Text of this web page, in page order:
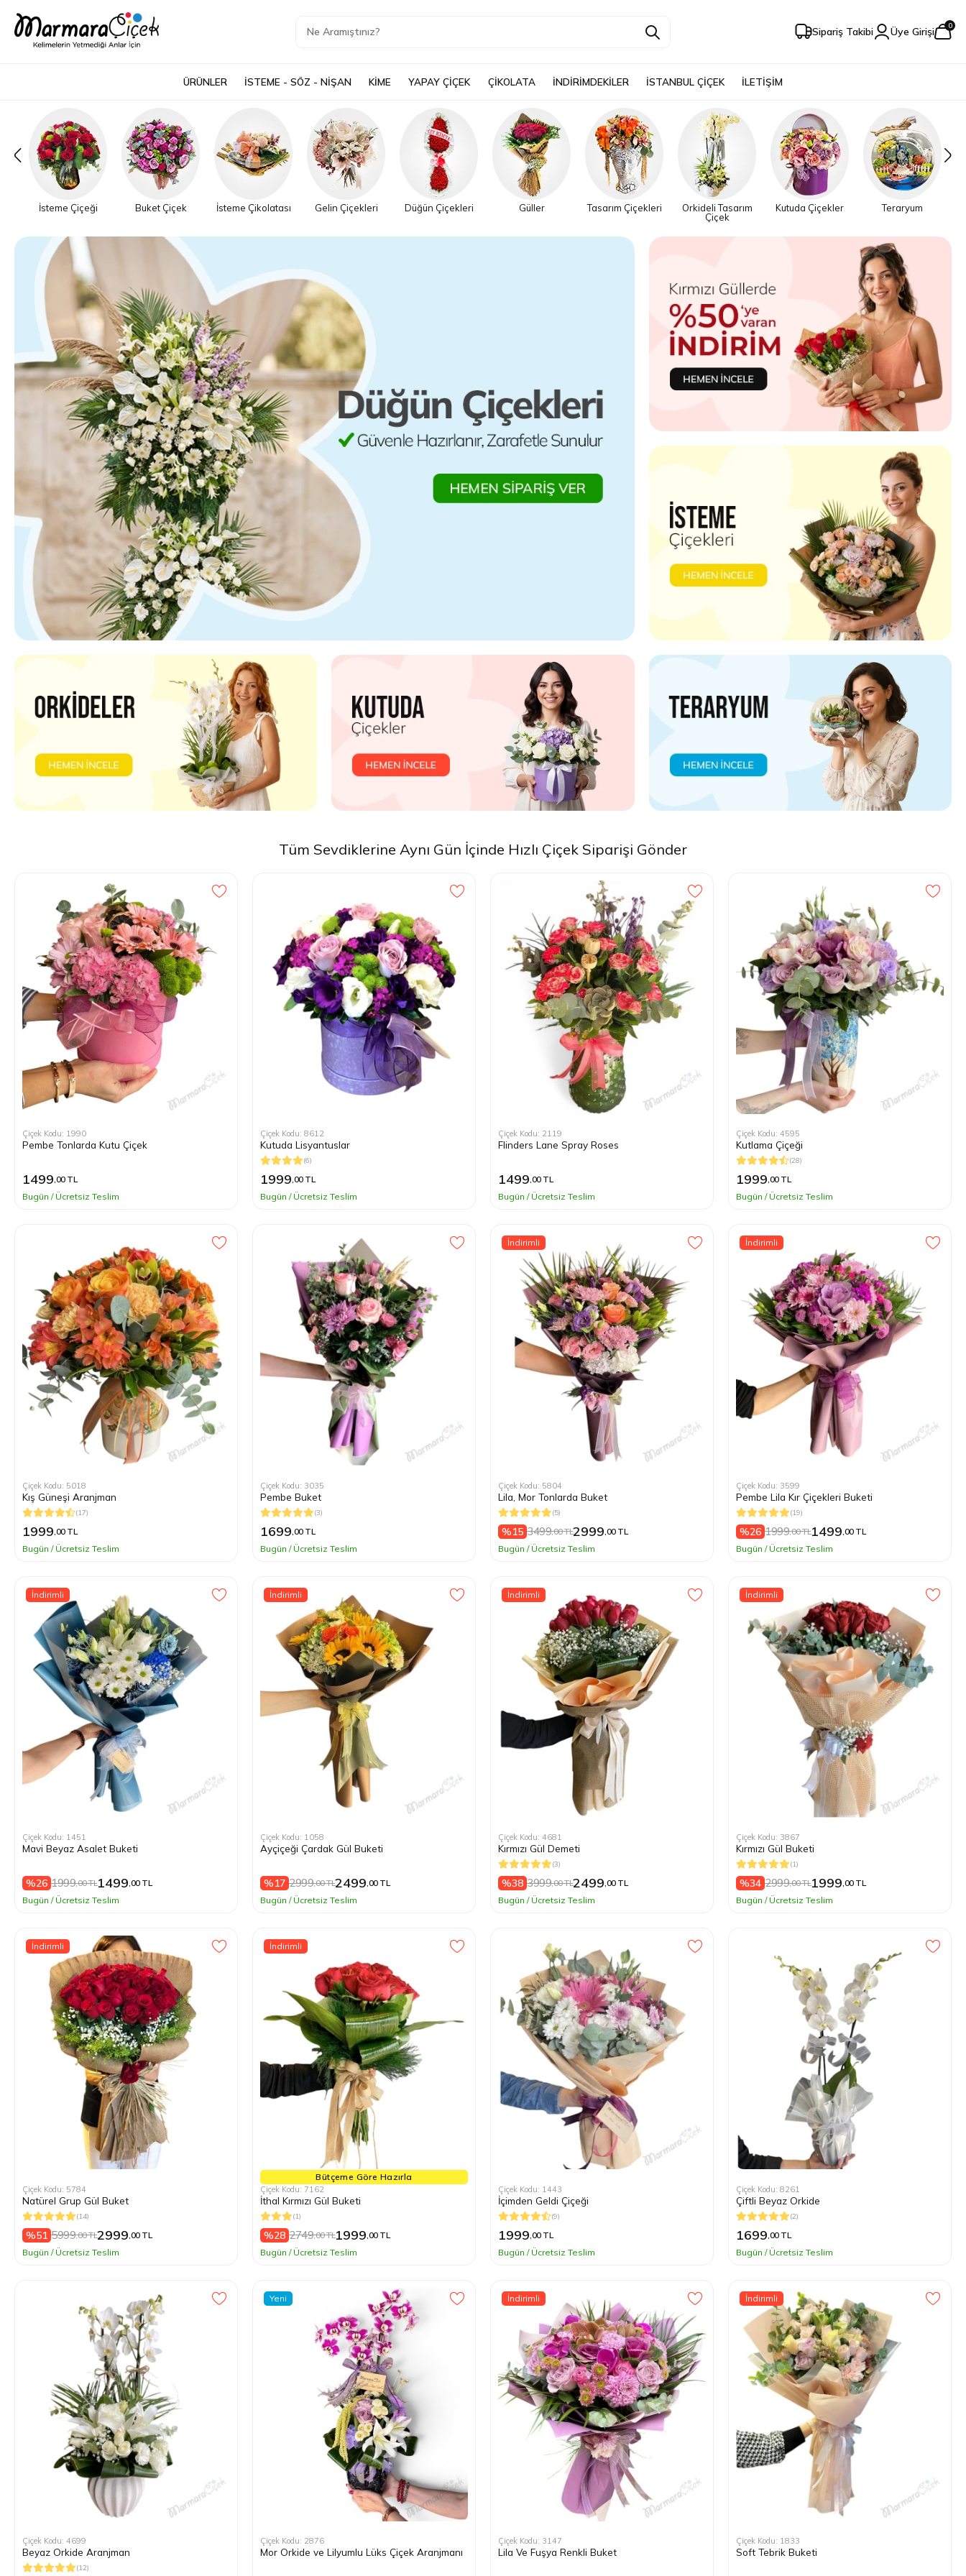
Sipariş Takibi Üye Girişi 0
ÜRÜNLER İSTEME - SÖZ - NİŞAN KİME YAPAY ÇİÇEK ÇİKOLATA İNDİRİMDEKİLER İSTANBUL ÇİÇEK İLETİŞİM
İsteme Çiçeği Buket Çiçek İsteme Çikolatası Gelin Çiçekleri Düğün Çiçekleri Güller Tasarım Çiçekleri
Orkideli Tasarım
Çiçek
Kutuda Çiçekler Teraryum
Tüm Sevdiklerine Aynı Gün İçinde Hızlı Çiçek Siparişi Gönder
Çiçek Kodu: 1990
Pembe Tonlarda Kutu Çiçek
1499,00 TL
Bugün / Ücretsiz Teslim
Çiçek Kodu: 8612
Kutuda Lisyantuslar
(6)
1999,00 TL
Bugün / Ücretsiz Teslim
Çiçek Kodu: 2119
Flinders Lane Spray Roses
1499,00 TL
Bugün / Ücretsiz Teslim
Çiçek Kodu: 4595
Kutlama Çiçeği
(28)
1999,00 TL
Bugün / Ücretsiz Teslim
Çiçek Kodu: 5018
Kış Güneşi Aranjman
(17)
1999 ,00 TL
Bugün / Ücretsiz Teslim
Çiçek Kodu: 3035
Pembe Buket
(3)
1699 ,00 TL
Bugün / Ücretsiz Teslim
İndirimli
Çiçek Kodu: 5804
Lila, Mor Tonlarda Buket
(5)
%15 3499,00 TL2999 ,00 TL
Bugün / Ücretsiz Teslim
İndirimli
Çiçek Kodu: 3599
Pembe Lila Kır Çiçekleri Buketi
(19)
%26 1999,00 TL1499 ,00 TL
Bugün / Ücretsiz Teslim
İndirimli
Çiçek Kodu: 1451
Mavi Beyaz Asalet Buketi
%26 1999,00 TL1499,00 TL
Bugün / Ücretsiz Teslim
İndirimli
Çiçek Kodu: 1058
Ayçiçeği Çardak Gül Buketi
%17 2999,00 TL2499,00 TL
Bugün / Ücretsiz Teslim
İndirimli
Çiçek Kodu: 4681
Kırmızı Gül Demeti
(3)
%38 3999,00 TL2499,00 TL
Bugün / Ücretsiz Teslim
İndirimli
Çiçek Kodu: 3867
Kırmızı Gül Buketi
(1)
%34 2999,00 TL1999,00 TL
Bugün / Ücretsiz Teslim
İndirimli
Çiçek Kodu: 5784
Natürel Grup Gül Buket
(14)
%51 5999,00 TL2999 ,00 TL
Bugün / Ücretsiz Teslim
İndirimli
Bütçeme Göre Hazırla
Çiçek Kodu: 7162
İthal Kırmızı Gül Buketi
(1)
%28 2749,00 TL1999 ,00 TL
Bugün / Ücretsiz Teslim
Çiçek Kodu: 1443
İçimden Geldi Çiçeği
(9)
1999 ,00 TL
Bugün / Ücretsiz Teslim
Çiçek Kodu: 8261
Çiftli Beyaz Orkide
(2)
1699 ,00 TL
Bugün / Ücretsiz Teslim
Çiçek Kodu: 4699
Beyaz Orkide Aranjman
(12)
Yeni
Çiçek Kodu: 2876
Mor Orkide ve Lilyumlu Lüks Çiçek Aranjmanı
İndirimli
Çiçek Kodu: 3147
Lila Ve Fuşya Renkli Buket
İndirimli
Çiçek Kodu: 1833
Soft Tebrik Buketi